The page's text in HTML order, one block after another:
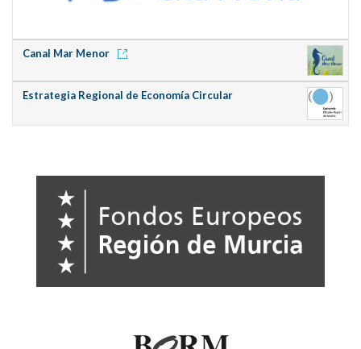
Canal Mar Menor
Estrategia Regional de Economía Circular